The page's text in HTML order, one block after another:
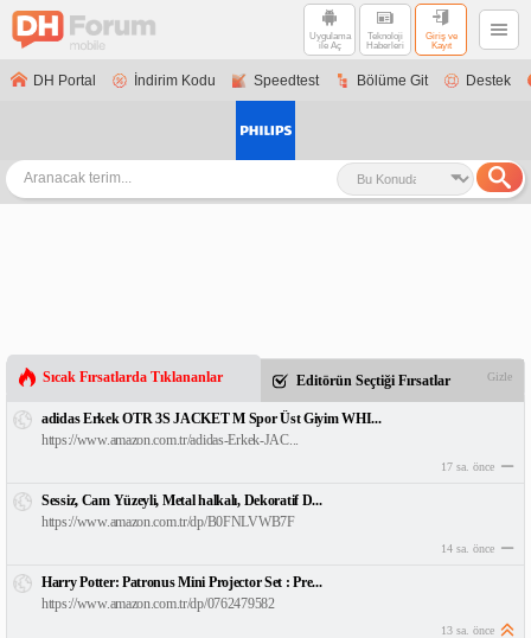
Uygulama
ile Aç
Teknoloji
Haberleri
Giriş ve
Kayıt
DH Portal İndirim Kodu Speedtest Bölüme Git Destek
Sıcak Fırsatlarda Tıklananlar Editörün Seçtiği Fırsatlar Gizle
adidas Erkek OTR 3S JACKET M Spor Üst Giyim WHI...
https://www.amazon.com.tr/adidas-Erkek-JAC...
17 sa. önce
Sessiz, Cam Yüzeyli, Metal halkalı, Dekoratif D...
https://www.amazon.com.tr/dp/B0FNLVWB7F
14 sa. önce
Harry Potter: Patronus Mini Projector Set : Pre...
https://www.amazon.com.tr/dp/0762479582
13 sa. önce